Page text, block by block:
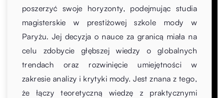
poszerzyć swoje horyzonty, podejmując studia
magisterskie w prestiżowej szkole mody w
Paryżu. Jej decyzja o nauce za granicą miała na
celu zdobycie głębszej wiedzy o globalnych
trendach oraz rozwinięcie umiejętności w
zakresie analizy i krytyki mody. Jest znana z tego,
że łączy teoretyczną wiedzę z praktycznymi